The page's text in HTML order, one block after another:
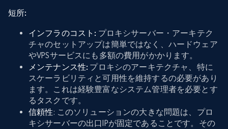
短所:
インフラのコスト: プロキシサーバー・アーキテク
チャのセットアップは簡単ではなく、ハードウェア
やVPSサービスにも多額の費用がかかります。
メンテナンス性: プロキシのアーキテクチャ、特に
スケーラビリティと可用性を維持するの必要があり
ます。これは経験豊富なシステム管理者を必要とす
るタスクです。
信頼性: このソリューションの大きな問題は、プロ
キシサーバーの出口IPが固定であることです。その